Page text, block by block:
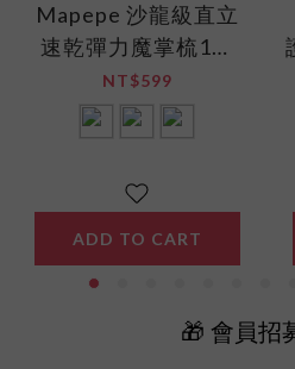
Mapepe 沙龍級直立
速乾彈力魔掌梳1入
(共3色) -NEW
NT$599
ADD TO CART
🎁 會員招